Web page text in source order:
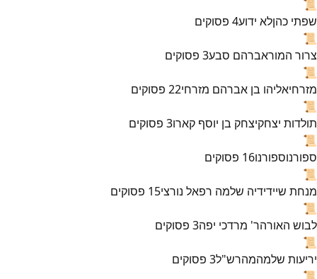
📜
שפתי כהןלא ידוע4 פסוקים
📜
צרור המוראברהם סבע3 פסוקים
📜
מזרחיאליהו בן אברהם מזרחי22 פסוקים
📜
תולדות יצחקיצחק בן יוסף קארו3 פסוקים
📜
ספורנוספורנו16 פסוקים
📜
מנחת שיידידיה שלמה רפאל נורצי15 פסוקים
📜
לבוש האורהר' מרדכי יפה3 פסוקים
📜
יריעות שלמהמהרש"ל3 פסוקים